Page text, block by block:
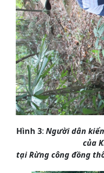
Hình 3: Người dân
của
tại Rừng công đồng